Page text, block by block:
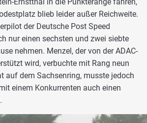
blieb leider außer Reichweite.
der Deutsche Post Speed
nur einen sechsten und zwei siebte
nehmen. Menzel, der von der ADAC-
wird, verbuchte mit Rang neun
auf dem Sachsenring, musste jedoch
einem Konkurrenten auch einen